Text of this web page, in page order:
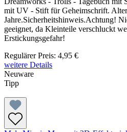
mit UV - Stift für Geheimschrift.
Jahre.Sicherheitshinweis.Achtung!
geeignet, da Kleinteile verschluckt
Erstickungsgefahr!
Regulärer Preis: 4,95 €
weitere Details
Neuware
Tipp